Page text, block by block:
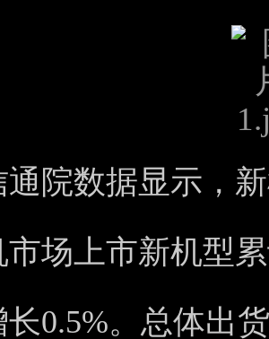
通院数据显示，
市场上市新机型
长0.5%。总体出